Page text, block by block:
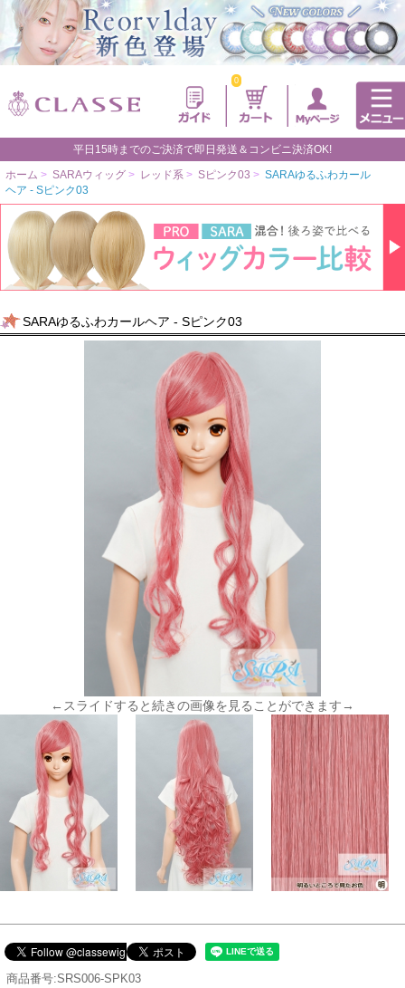
0
平日15時までのご決済で即日発送＆コンビニ決済OK!
ホーム > SARAウィッグ > レッド系 > Sピンク03 > SARAゆるふわカール
ヘア - Sピンク03
SARAゆるふわカールヘア - Sピンク03
←スライドすると続きの画像を見ることができます→
商品番号:SRS006-SPK03